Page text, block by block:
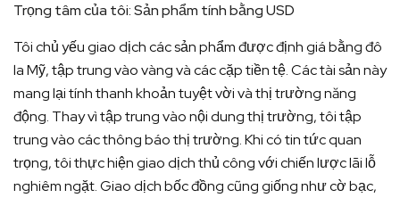
Trọng tâm của tôi: Sản phẩm tính bằng USD
Tôi chủ yếu giao dịch các sản phẩm được định giá bằng đô
la Mỹ, tập trung vào vàng và các cặp tiền tệ. Các tài sản này
mang lại tính thanh khoản tuyệt vời và thị trường năng
động. Thay vì tập trung vào nội dung thị trường, tôi tập
trung vào các thông báo thị trường. Khi có tin tức quan
trọng, tôi thực hiện giao dịch thủ công với chiến lược lãi lỗ
nghiêm ngặt. Giao dịch bốc đồng cũng giống như cờ bạc,